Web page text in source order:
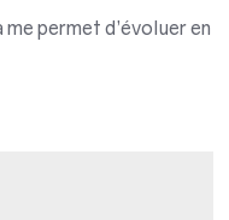
permet d’évoluer en